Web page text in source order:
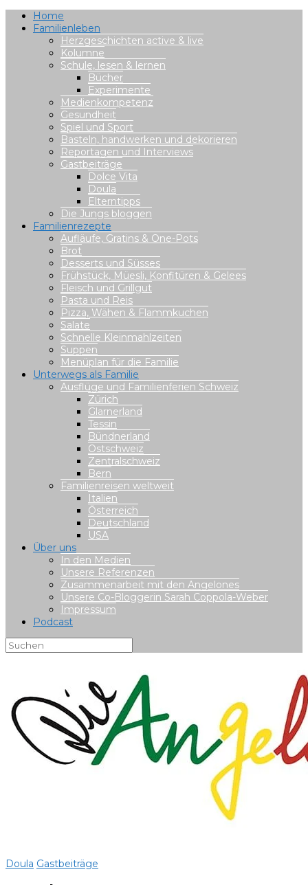
Home
Familienleben
Herzgeschichten active & live
Kolumne
Schule, lesen & lernen
Bücher
Experimente
Medienkompetenz
Gesundheit
Spiel und Sport
Basteln, handwerken und dekorieren
Reportagen und Interviews
Gastbeiträge
Dolce Vita
Doula
Elterntipps
Die Jungs bloggen
Familienrezepte
Aufläufe, Gratins & One-Pots
Brot
Desserts und Süsses
Frühstück, Müesli, Konfitüren & Gelees
Fleisch und Grillgut
Pasta und Reis
Pizza, Wähen & Flammkuchen
Salate
Schnelle Kleinmahlzeiten
Suppen
Menüplan für die Familie
Unterwegs als Familie
Ausflüge und Familienferien Schweiz
Zürich
Glarnerland
Tessin
Bündnerland
Ostschweiz
Zentralschweiz
Bern
Familienreisen weltweit
Italien
Österreich
Deutschland
USA
Über uns
In den Medien
Unsere Referenzen
Zusammenarbeit mit den Angelones
Unsere Co-Bloggerin Sarah Coppola-Weber
Impressum
Podcast
Doula Gastbeiträge